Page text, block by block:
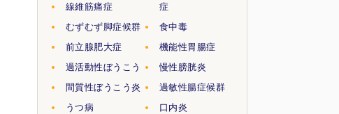
線維筋痛症
むずむず脚症候群
前立腺肥大症
過活動性ぼうこう
間質性ぼうこう炎
うつ病
症
食中毒
機能性胃腸症
慢性膀胱炎
過敏性腸症候群
口内炎